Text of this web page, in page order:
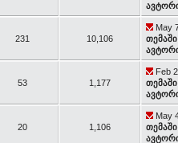
231 10,106
May
53 1,177
Feb
20 1,106
May